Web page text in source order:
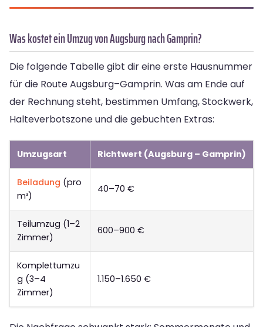
Was kostet ein Umzug von Augsburg nach Gamprin?
Die folgende Tabelle gibt dir eine erste Hausnummer
für die Route Augsburg–Gamprin. Was am Ende auf
der Rechnung steht, bestimmen Umfang, Stockwerk,
Halteverbotszone und die gebuchten Extras:
Umzugsart Richtwert (Augsburg – Gamprin)
Beiladung (pro
m³)
40–70 €
Teilumzug (1–2
Zimmer)
600–900 €
Komplettumzu
g (3–4
Zimmer)
1.150–1.650 €